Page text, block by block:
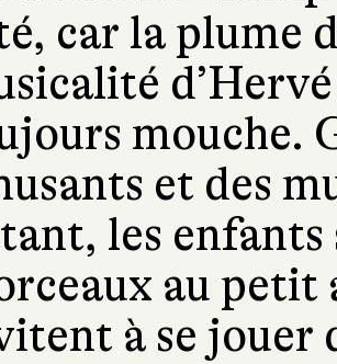
car la plume
mouche.
et des
les
au petit
à se jouer